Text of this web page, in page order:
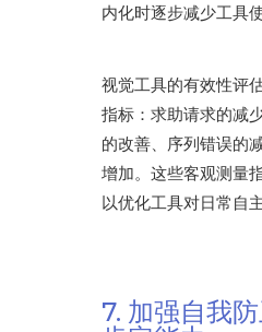
内化时逐步减少工具
视觉工具的有效性评
指标：求助请求的减
的改善、序列错误的
增加。这些客观测量
以优化工具对日常自
7. 加强自我